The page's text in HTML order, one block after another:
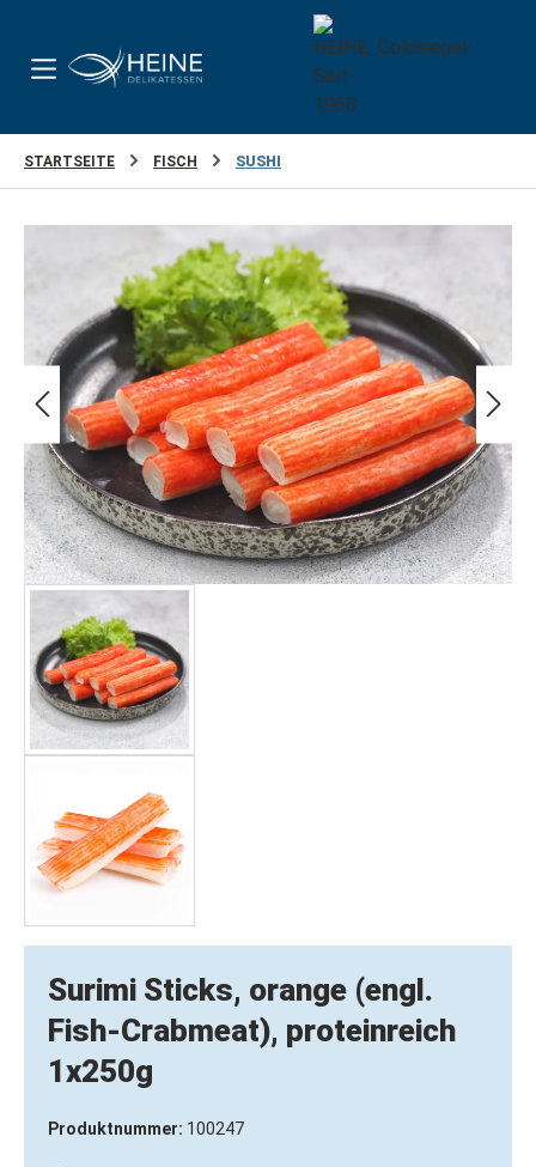
STARTSEITE FISCH SUSHI
Bildergalerie überspringen
Surimi Sticks, orange (engl.
Fish-Crabmeat), proteinreich
1x250g
Produktnummer: 100247